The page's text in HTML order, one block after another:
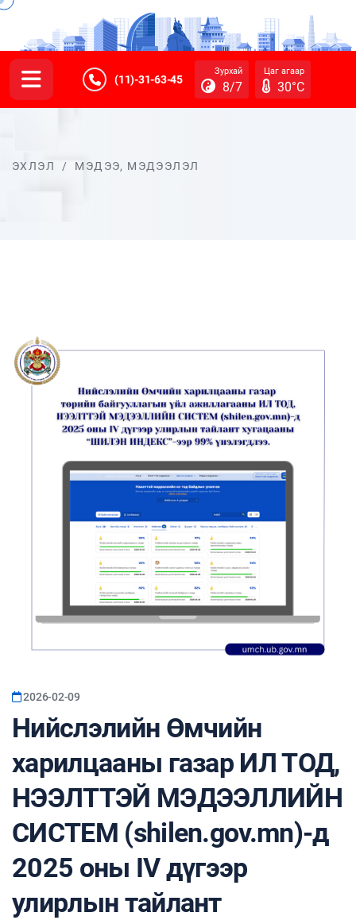
(11)-31-63-45
Зурхай
8/7
Цаг агаар
30°C
ЭХЛЭЛ / МЭДЭЭ, МЭДЭЭЛЭЛ
2026-02-09
Нийслэлийн Өмчийн
харилцааны газар ИЛ ТОД,
НЭЭЛТТЭЙ МЭДЭЭЛЛИЙН
СИСТЕМ (shilen.gov.mn)-д
2025 оны IV дүгээр
улирлын тайлант